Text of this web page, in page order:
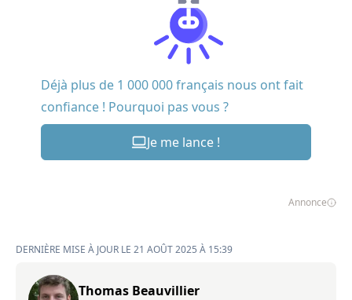
Déjà plus de 1 000 000 français nous ont fait
confiance ! Pourquoi pas vous ?
Je me lance !
Annonce
DERNIÈRE MISE À JOUR LE 21 AOÛT 2025 À 15:39
Thomas Beauvillier